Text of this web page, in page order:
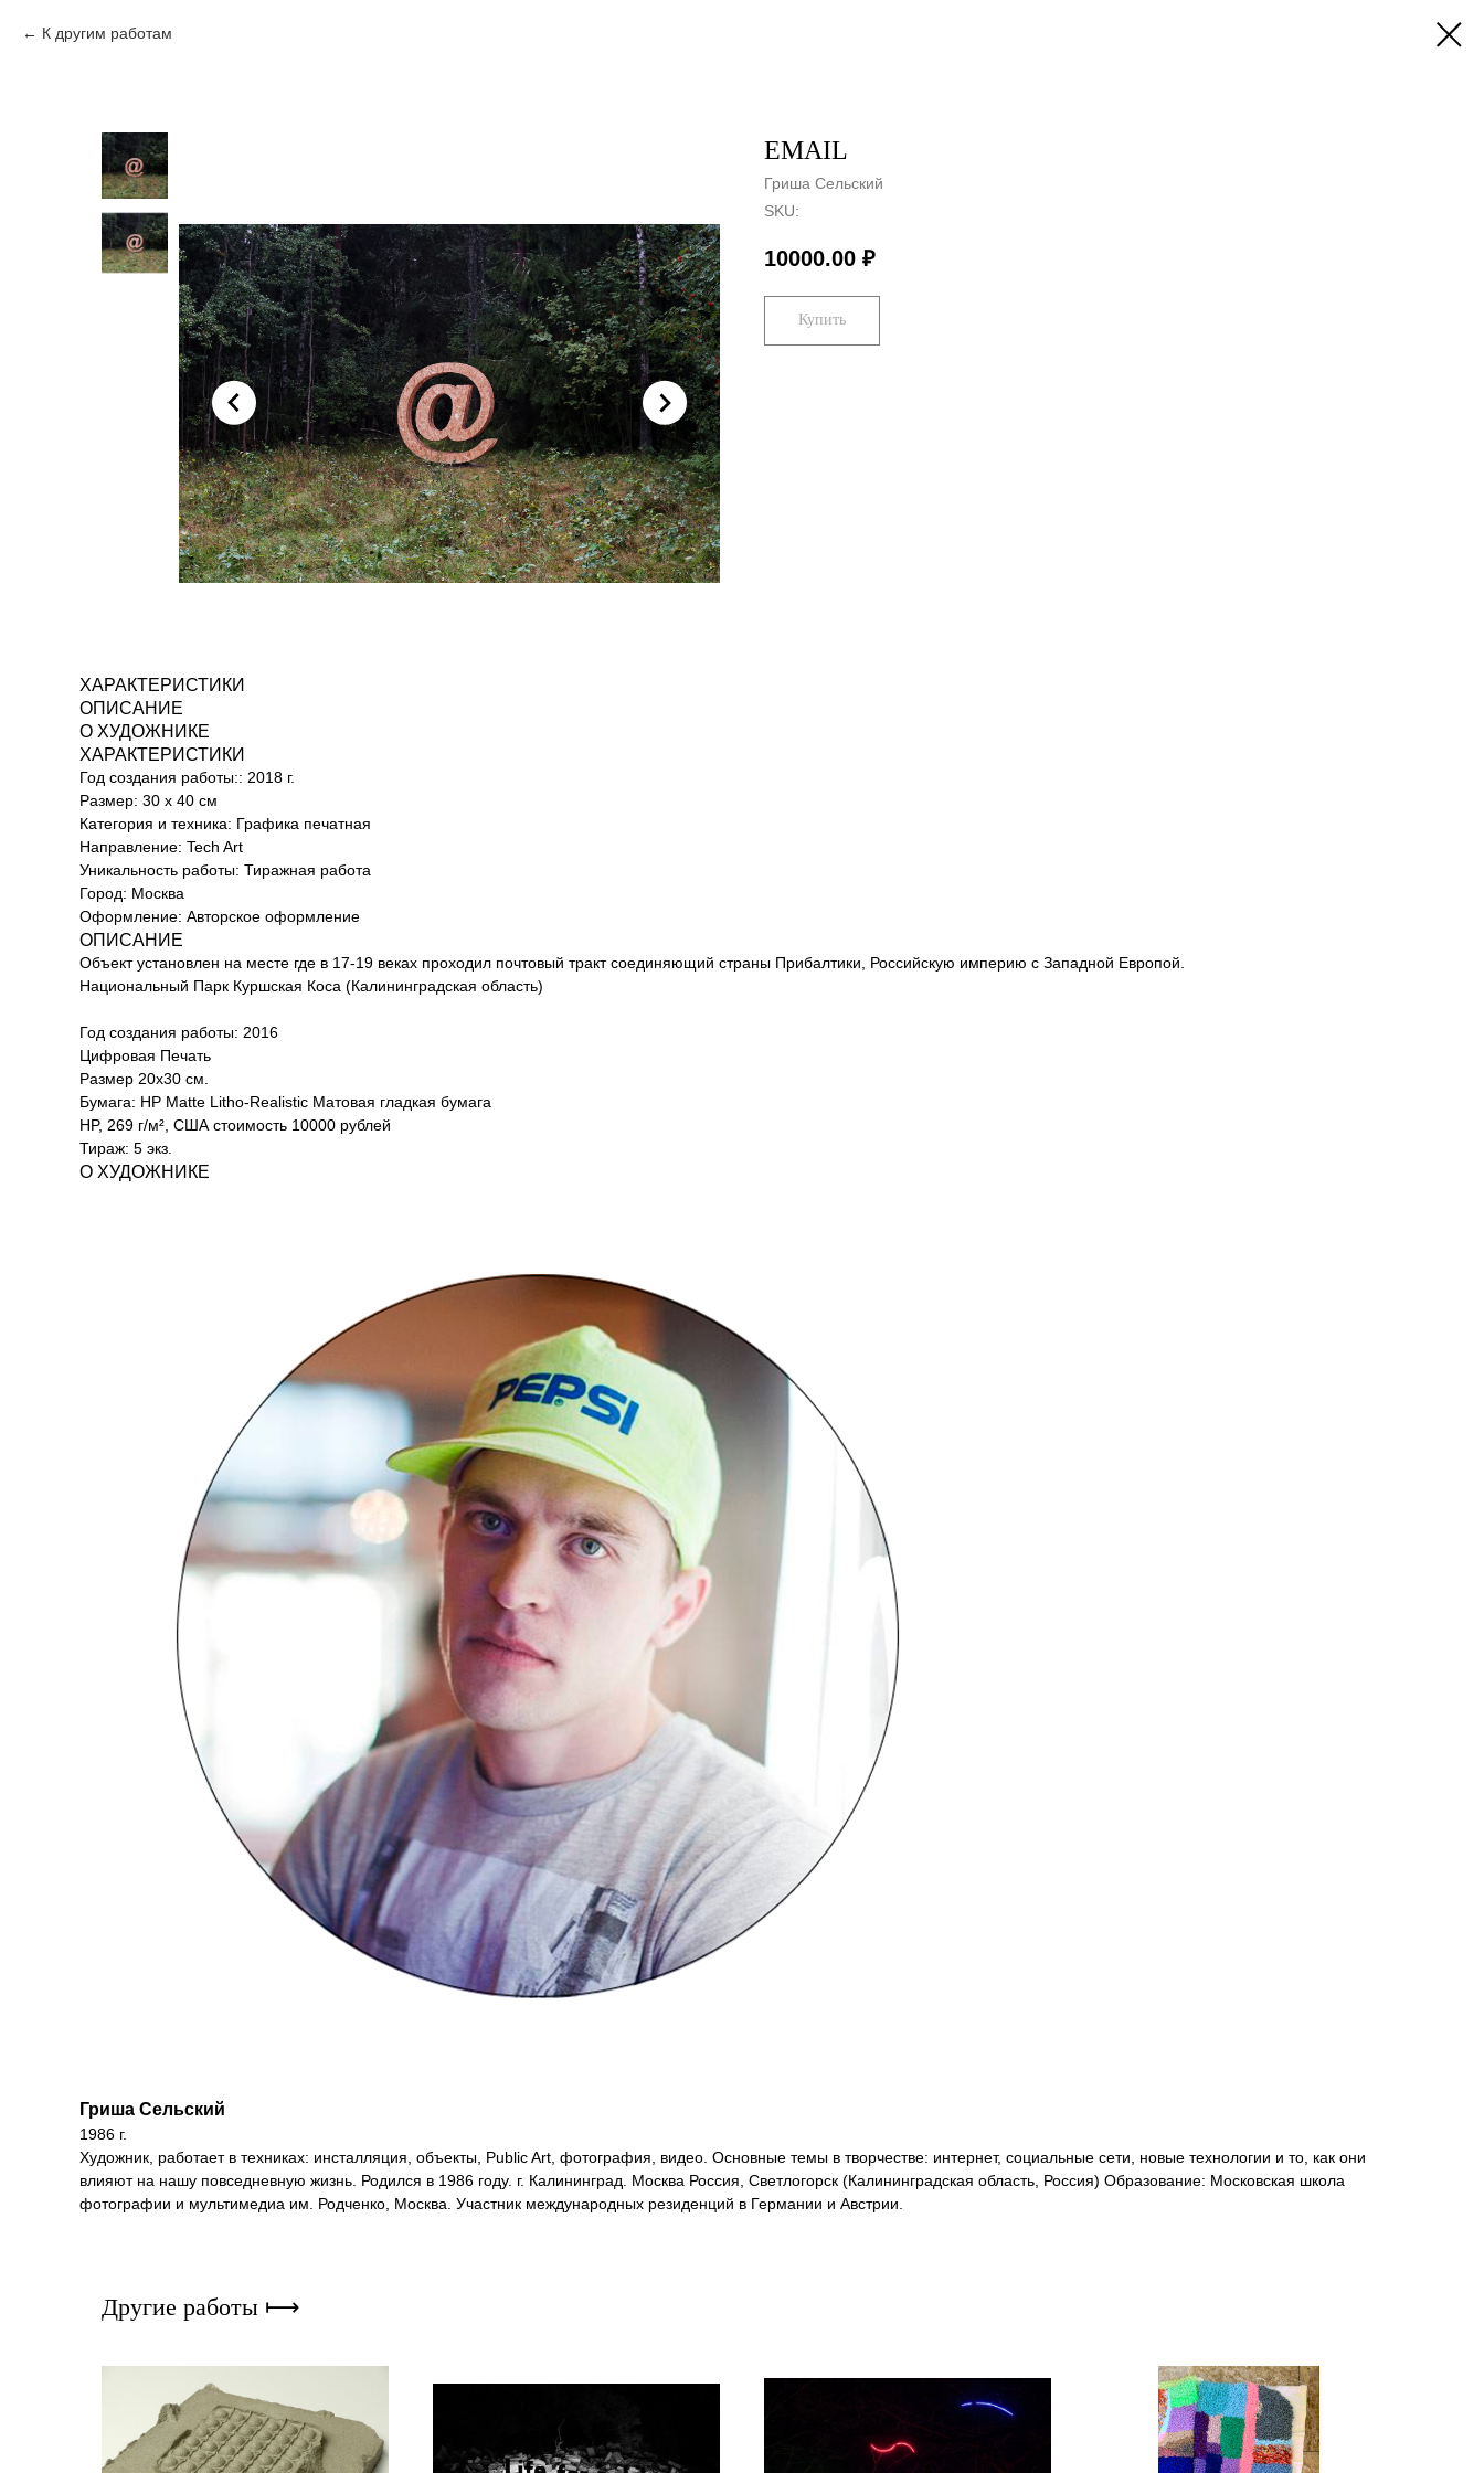
К другим работам
EMAIL
Гриша Сельский
SKU:
10000.00 ₽
Купить
ХАРАКТЕРИСТИКИ
ОПИСАНИЕ
О ХУДОЖНИКЕ
ХАРАКТЕРИСТИКИ
Год создания работы:: 2018 г.
Размер: 30 x 40 см
Категория и техника: Графика печатная
Направление: Tech Art
Уникальность работы: Тиражная работа
Город: Москва
Оформление: Aвторское оформление
ОПИСАНИЕ
Объект установлен на месте где в 17-19 веках проходил почтовый тракт соединяющий страны Прибалтики, Российскую империю с Западной Европой.
Национальный Парк Куршская Коса (Калининградская область)
Год создания работы: 2016
Цифровая Печать
Размер 20x30 см.
Бумага: HP Matte Litho-Realistic Матовая гладкая бумага
HP, 269 г/м², США стоимость 10000 рублей
Тираж: 5 экз.
О ХУДОЖНИКЕ
Гриша Сельский
1986 г.
Художник, работает в техниках: инсталляция, объекты, Public Art, фотография, видео. Основные темы в творчестве: интернет, социальные сети, новые технологии и то, как они
влияют на нашу повседневную жизнь. Родился в 1986 году. г. Калининград. Москва Россия, Светлогорск (Калининградская область, Россия) Образование: Московская школа
фотографии и мультимедиа им. Родченко, Москва. Участник международных резиденций в Германии и Австрии.
Другие работы ⟼